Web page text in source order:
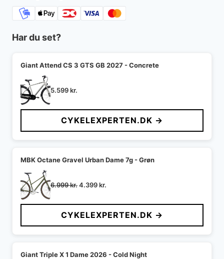
Har du set?
Giant Attend CS 3 GTS GB 2027 - Concrete
5.599kr.
CYKELEXPERTEN.DK →
MBK Octane Gravel Urban Dame 7g - Grøn
6.999kr.Den
pris
var:
6.999 kr..
4.399kr.
pris
er:
4.399 kr..
CYKELEXPERTEN.DK →
Giant Triple X 1 Dame 2026 - Cold Night